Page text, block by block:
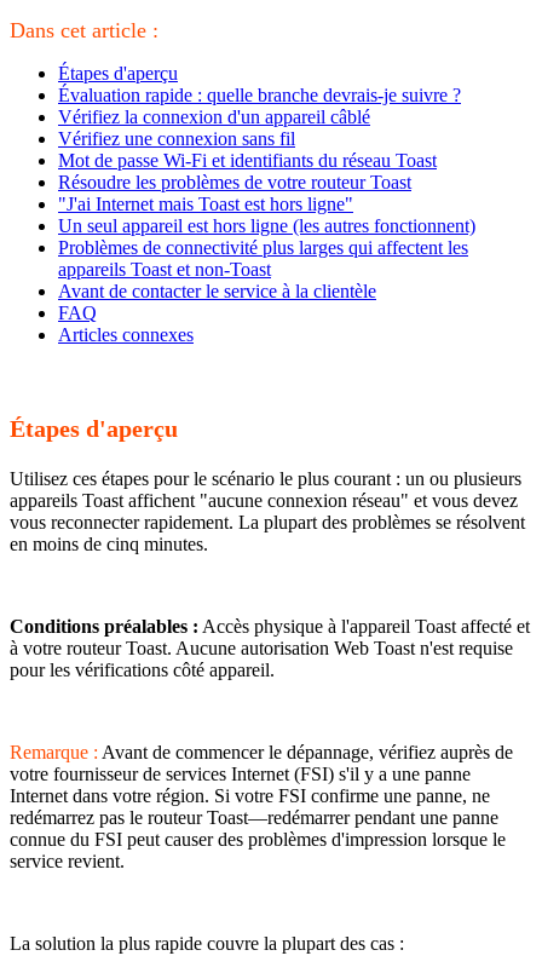
Dans cet article :
Étapes d'aperçu
Évaluation rapide : quelle branche devrais-je suivre ?
Vérifiez la connexion d'un appareil câblé
Vérifiez une connexion sans fil
Mot de passe Wi-Fi et identifiants du réseau Toast
Résoudre les problèmes de votre routeur Toast
"J'ai Internet mais Toast est hors ligne"
Un seul appareil est hors ligne (les autres fonctionnent)
Problèmes de connectivité plus larges qui affectent les
appareils Toast et non-Toast
Avant de contacter le service à la clientèle
FAQ
Articles connexes
Étapes d'aperçu
Utilisez ces étapes pour le scénario le plus courant : un ou plusieurs
appareils Toast affichent "aucune connexion réseau" et vous devez
vous reconnecter rapidement. La plupart des problèmes se résolvent
en moins de cinq minutes.
Conditions préalables : Accès physique à l'appareil Toast affecté et
à votre routeur Toast. Aucune autorisation Web Toast n'est requise
pour les vérifications côté appareil.
Remarque : Avant de commencer le dépannage, vérifiez auprès de
votre fournisseur de services Internet (FSI) s'il y a une panne
Internet dans votre région. Si votre FSI confirme une panne, ne
redémarrez pas le routeur Toast—redémarrer pendant une panne
connue du FSI peut causer des problèmes d'impression lorsque le
service revient.
La solution la plus rapide couvre la plupart des cas :